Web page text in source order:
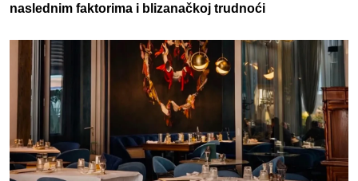
naslednim faktorima i blizanačkoj trudnoći